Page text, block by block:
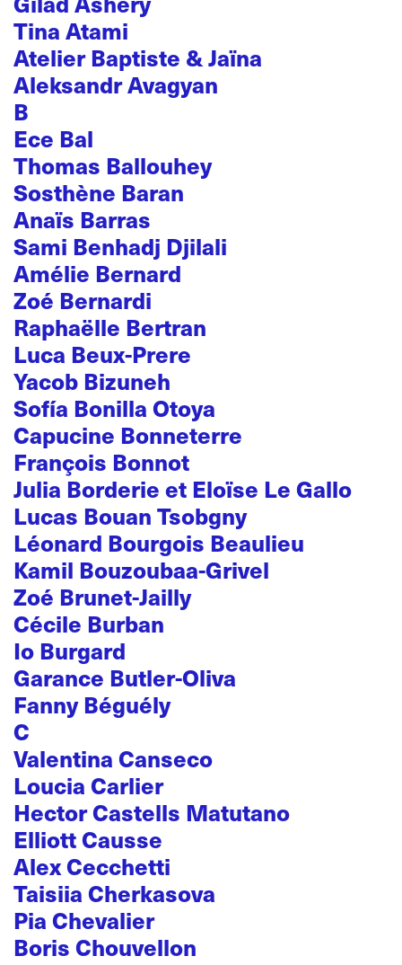
Tina Atami
Atelier Baptiste & Jaïna
Aleksandr Avagyan
B
Ece Bal
Thomas Ballouhey
Sosthène Baran
Anaïs Barras
Sami Benhadj Djilali
Amélie Bernard
Zoé Bernardi
Raphaëlle Bertran
Luca Beux-Prere
Yacob Bizuneh
Sofía Bonilla Otoya
Capucine Bonneterre
François Bonnot
Julia Borderie et Eloïse Le Gallo
Lucas Bouan Tsobgny
Léonard Bourgois Beaulieu
Kamil Bouzoubaa-Grivel
Zoé Brunet-Jailly
Cécile Burban
Io Burgard
Garance Butler-Oliva
Fanny Béguély
C
Valentina Canseco
Loucia Carlier
Hector Castells Matutano
Elliott Causse
Alex Cecchetti
Taisiia Cherkasova
Pia Chevalier
Boris Chouvellon